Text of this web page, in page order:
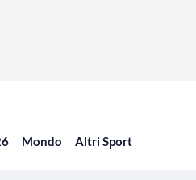
Mondo Altri Sport